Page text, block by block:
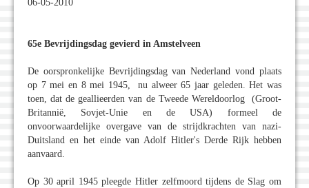
06-05-2010
65e Bevrijdingsdag gevierd in Amstelveen
De oorspronkelijke Bevrijdingsdag van Nederland vond plaats
op 7 mei en 8 mei 1945, nu alweer 65 jaar geleden. Het was
toen, dat de geallieerden van de Tweede Wereldoorlog (Groot-
Britannië, Sovjet-Unie en de USA) formeel de
onvoorwaardelijke overgave van de strijdkrachten van nazi-
Duitsland en het einde van Adolf Hitler's Derde Rijk hebben
aanvaard.
Op 30 april 1945 pleegde Hitler zelfmoord tijdens de Slag om